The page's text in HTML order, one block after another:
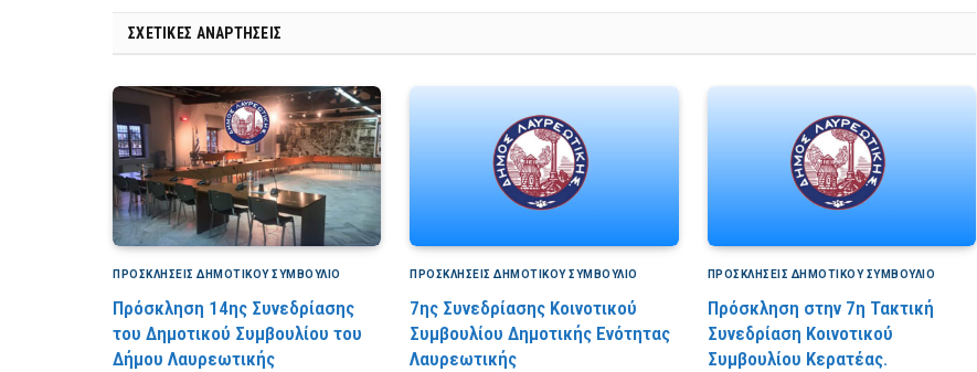
ΣΧΕΤΙΚΈΣ ΑΝΑΡΤΉΣΕΙΣ
ΠΡΟΣΚΛΉΣΕΙΣ ΔΗΜΟΤΙΚΟΎ ΣΥΜΒΟΎΛΙΟ
Πρόσκληση 14ης Συνεδρίασης
του Δημοτικού Συμβουλίου του
Δήμου Λαυρεωτικής
ΠΡΟΣΚΛΉΣΕΙΣ ΔΗΜΟΤΙΚΟΎ ΣΥΜΒΟΎΛΙΟ
7ης Συνεδρίασης Κοινοτικού
Συμβουλίου Δημοτικής Ενότητας
Λαυρεωτικής
ΠΡΟΣΚΛΉΣΕΙΣ ΔΗΜΟΤΙΚΟΎ ΣΥΜΒΟΎΛΙΟ
Πρόσκληση στην 7η Τακτική
Συνεδρίαση Κοινοτικού
Συμβουλίου Κερατέας.